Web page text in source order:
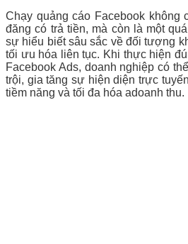
Chạy quảng cáo Facebook không
đăng có trả tiền, mà còn là một
sự hiểu biết sâu sắc về đối tượng
tối ưu hóa liên tục. Khi thực hiện
Facebook Ads, doanh nghiệp có
trội, gia tăng sự hiện diện trực
tiềm năng và tối đa hóa adoanh thu.